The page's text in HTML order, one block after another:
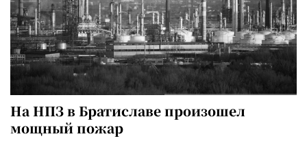
На НПЗ в Братиславе произошел
мощный пожар